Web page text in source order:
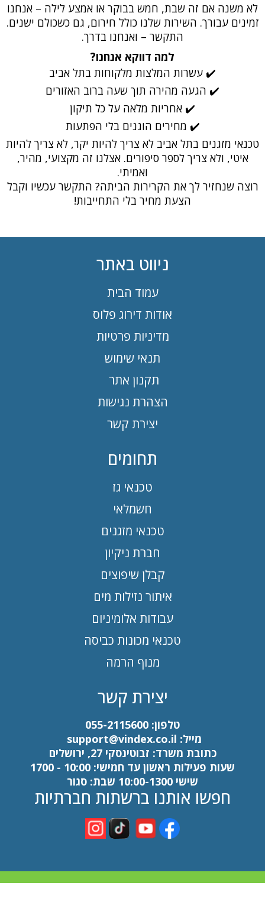
לא משנה אם זה שבת, חמש בבוקר או אמצע לילה – אנחנו
זמינים עבורך. השירות שלנו כולל חירום, גם כשכולם ישנים.
התקשר – ואנחנו בדרך.
למה דווקא אנחנו?
✔️ עשרות המלצות מלקוחות בתל אביב
✔️ הגעה מהירה תוך שעה ברוב האזורים
✔️ אחריות מלאה על כל תיקון
✔️ מחירים הוגנים בלי הפתעות
טכנאי מזגנים בתל אביב לא צריך להיות יקר, לא צריך להיות
איטי, ולא צריך לספר סיפורים. אצלנו זה מקצועי, מהיר,
ואמיתי.
רוצה שנחזיר לך את הקרירות הביתה? התקשר עכשיו וקבל
הצעת מחיר בלי התחייבות!
ניווט באתר
עמוד הבית
אודות דירוג פלוס
מדיניות פרטיות
תנאי שימוש
תקנון אתר
הצהרת נגישות
יצירת קשר
תחומים
טכנאי גז
חשמלאי
טכנאי מזגנים
חברת ניקיון
קבלן שיפוצים
איתור נזילות מים
עבודות אלומיניום
טכנאי מכונות כביסה
מנוף הרמה
יצירת קשר
טלפון: 055-2115600
מייל: support@vindex.co.il
כתובת משרד: זבוטינסקי 27, ירושלים
שעות פעילות ראשון עד חמישי: 10:00 - 1700
שישי 10:00-1300 שבת: סגור
חפשו אותנו ברשתות חברתיות